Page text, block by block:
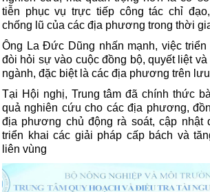
tiễn phục vụ trực tiếp công tác chỉ
chống lũ của các địa phương trong thời
Ông La Đức Dũng nhấn mạnh, việc
đòi hỏi sự vào cuộc đồng bộ, quyết liệt
ngành, đặc biệt là các địa phương trên
Tại Hội nghị, Trung tâm đã chính thức
quả nghiên cứu cho các địa phương,
địa phương chủ động rà soát, cập nhật
triển khai các giải pháp cấp bách và
liên vùng